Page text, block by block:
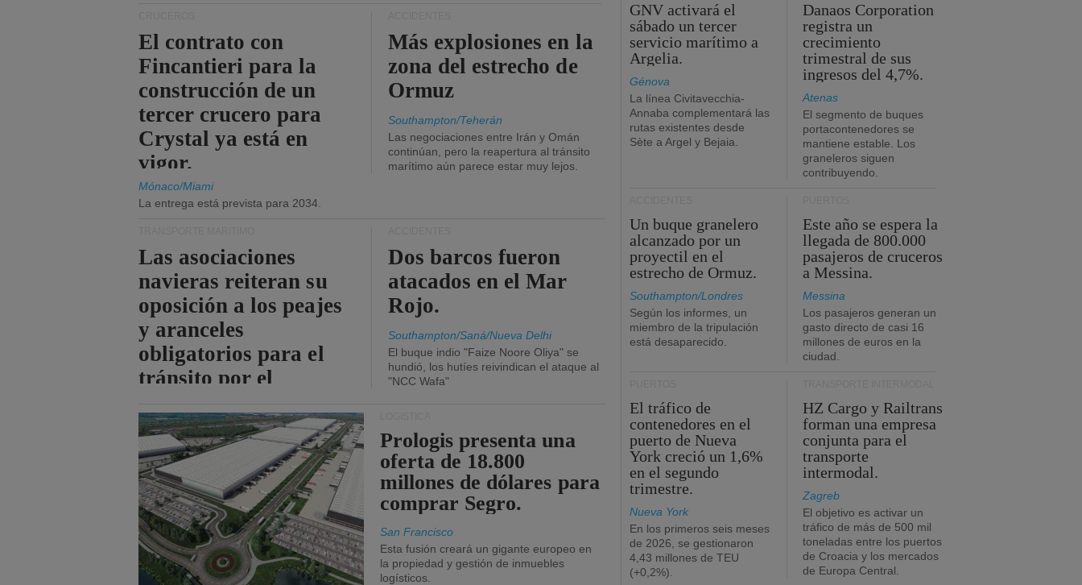
El contrato con
Fincantieri para la
construcción de un
tercer crucero para
Crystal ya está en
vigor.
Mónaco/Miami
La entrega está prevista para 2034.
Más explosiones en la
zona del estrecho de
Ormuz
Southampton/Teherán
Las negociaciones entre Irán y Omán
continúan, pero la reapertura al tránsito
marítimo aún parece estar muy lejos.
Las asociaciones
navieras reiteran su
oposición a los peajes
y aranceles
obligatorios para el
tránsito por el
Dos barcos fueron
atacados en el Mar
Rojo.
Southampton/Saná/Nueva Delhi
El buque indio "Faize Noore Oliya" se
hundió, los hutíes reivindican el ataque al
"NCC Wafa"
Prologis presenta una
oferta de 18.800
millones de dólares para
comprar Segro.
San Francisco
Esta fusión creará un gigante europeo en
la propiedad y gestión de inmuebles
logísticos.
GNV activará el
sábado un tercer
servicio marítimo a
Argelia.
Génova
La línea Civitavecchia-
Annaba complementará las
rutas existentes desde
Sète a Argel y Bejaia.
Danaos Corporation
registra un
crecimiento
trimestral de sus
ingresos del 4,7%.
Atenas
El segmento de buques
portacontenedores se
mantiene estable. Los
graneleros siguen
contribuyendo.
Un buque granelero
alcanzado por un
proyectil en el
estrecho de Ormuz.
Southampton/Londres
Según los informes, un
miembro de la tripulación
está desaparecido.
Este año se espera la
llegada de 800.000
pasajeros de cruceros
a Messina.
Messina
Los pasajeros generan un
gasto directo de casi 16
millones de euros en la
ciudad.
El tráfico de
contenedores en el
puerto de Nueva
York creció un 1,6%
en el segundo
trimestre.
Nueva York
En los primeros seis meses
de 2026, se gestionaron
4,43 millones de TEU
(+0,2%).
HZ Cargo y Railtrans
forman una empresa
conjunta para el
transporte
intermodal.
Zagreb
El objetivo es activar un
tráfico de más de 500 mil
toneladas entre los puertos
de Croacia y los mercados
de Europa Central.